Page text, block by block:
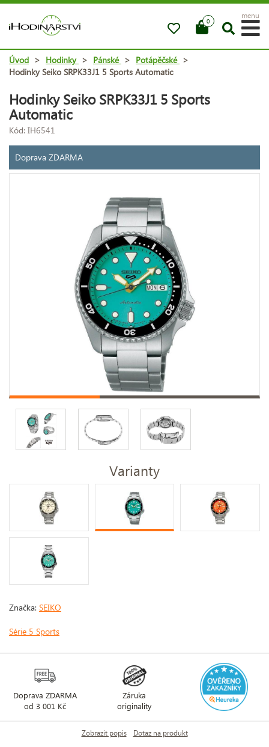
0
menu
Úvod > Hodinky > Pánské > Potápěčské >
Hodinky Seiko SRPK33J1 5 Sports Automatic
Hodinky Seiko SRPK33J1 5 Sports
Automatic
Kód: IH6541
Doprava ZDARMA
Varianty
Značka: SEIKO
Série 5 Sports
Doprava ZDARMA
od 3 001 Kč
Záruka
originality
Zobrazit popis Dotaz na produkt